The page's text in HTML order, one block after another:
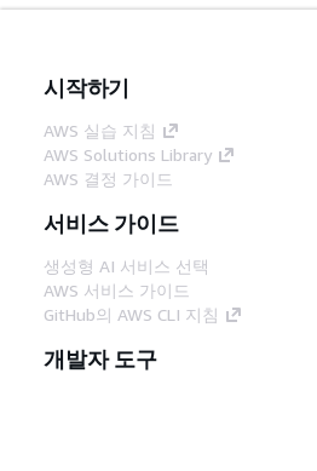
시작하기
AWS 실습 지침
AWS Solutions Library
AWS 결정 가이드
서비스 가이드
생성형 AI 서비스 선택
AWS 서비스 가이드
GitHub의 AWS CLI 지침
개발자 도구